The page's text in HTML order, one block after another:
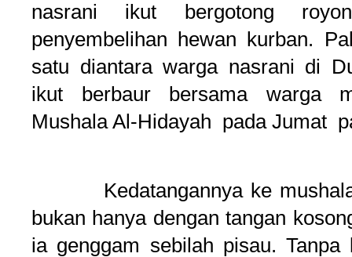
nasrani ikut bergotong
penyembelihan hewan kurban.
satu diantara warga nasrani di
ikut berbaur bersama warga
Mushala Al-Hidayah pada Jumat
Kedatangannya ke mushala
bukan hanya dengan tangan
ia genggam sebilah pisau. Tanpa